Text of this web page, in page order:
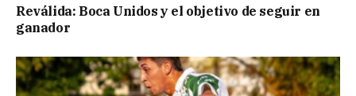
Reválida: Boca Unidos y el objetivo de seguir en
ganador